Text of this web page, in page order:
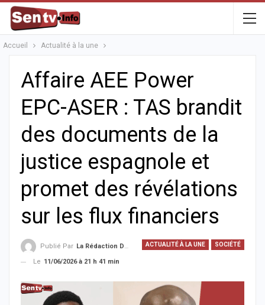
Accueil Actualité à la une
Affaire AEE Power
EPC-ASER : TAS brandit
des documents de la
justice espagnole et
promet des révélations
sur les flux financiers
ACTUALITÉ À LA UNE SOCIÉTÉ
Publié Par La Rédaction De La SenTV.info
Le 11/06/2026 à 21 h 41 min